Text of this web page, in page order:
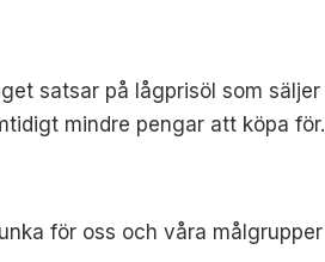
satsar på lågprisöl som säljer
mindre pengar att köpa för.
för oss och våra målgrupper